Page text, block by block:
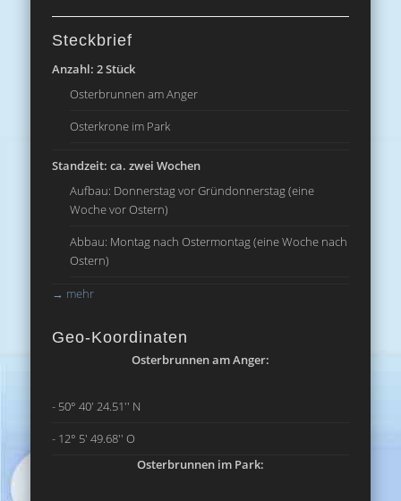
Steckbrief
Anzahl: 2 Stück
Osterbrunnen am Anger
Osterkrone im Park
Standzeit: ca. zwei Wochen
Aufbau: Donnerstag vor Gründonnerstag (eine
Woche vor Ostern)
Abbau: Montag nach Ostermontag (eine Woche nach
Ostern)
→ mehr
Geo-Koordinaten
Osterbrunnen am Anger:
- 50° 40' 24.51'' N
- 12° 5' 49.68'' O
Osterbrunnen im Park: